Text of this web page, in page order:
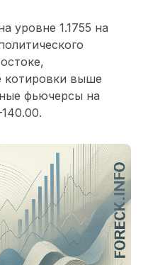
уровне 1.1755 на
котировки выше
фьючерсы на